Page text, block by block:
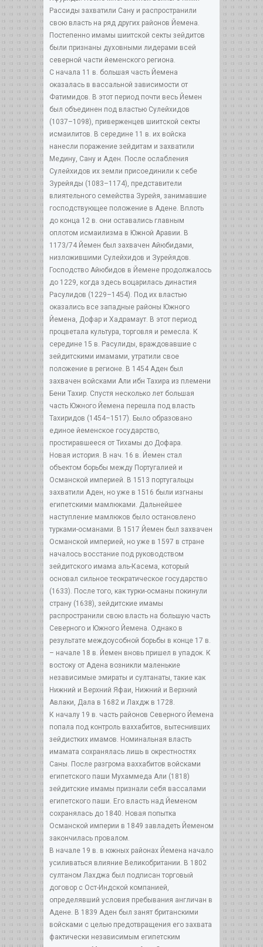
Рассиды захватили Сану и распространили
свою власть на ряд других районов Йемена.
Постепенно имамы шиитской секты зейдитов
были признаны духовными лидерами всей
северной части йеменского региона.
С начала 11 в. большая часть Йемена
оказалась в вассальной зависимости от
Фатимидов. В этот период почти весь Йемен
был объединен под властью Сулейхидов
(1037–1098), приверженцев шиитской секты
исмаилитов. В середине 11 в. их войска
нанесли поражение зейдитам и захватили
Медину, Сану и Аден. После ослабления
Сулейхидов их земли присоединили к себе
Зурейяды (1083–1174), представители
влиятельного семейства Зурейя, занимавшие
господствующее положение в Адене. Вплоть
до конца 12 в. они оставались главным
оплотом исмаилизма в Южной Аравии. В
1173/74 Йемен был захвачен Айюбидами,
низложившими Сулейхидов и Зурейядов.
Господство Айюбидов в Йемене продолжалось
до 1229, когда здесь воцарилась династия
Расулидов (1229–1454). Под их властью
оказались все западные районы Южного
Йемена, Дофар и Хадрамаут. В этот период
процветала культура, торговля и ремесла. К
середине 15 в. Расулиды, враждовавшие с
зейдитскими имамами, утратили свое
положение в регионе. В 1454 Аден был
захвачен войсками Али ибн Тахира из племени
Бени Тахир. Спустя несколько лет большая
часть Южного Йемена перешла под власть
Тахиридов (1454–1517). Было образовано
единое йеменское государство,
простиравшееся от Тихамы до Дофара.
Новая история. В нач. 16 в. Йемен стал
объектом борьбы между Португалией и
Османской империей. В 1513 португальцы
захватили Аден, но уже в 1516 были изгнаны
египетскими мамлюками. Дальнейшее
наступление мамлюков было остановлено
турками-османами. В 1517 Йемен был захвачен
Османской империей, но уже в 1597 в стране
началось восстание под руководством
зейдитского имама аль-Касема, который
основал сильное теократическое государство
(1633). После того, как турки-османы покинули
страну (1638), зейдитские имамы
распространили свою власть на большую часть
Северного и Южного Йемена. Однако в
результате междоусобной борьбы в конце 17 в.
– начале 18 в. Йемен вновь пришел в упадок. К
востоку от Адена возникли маленькие
независимые эмираты и султанаты, такие как
Нижний и Верхний Яфаи, Нижний и Верхний
Авлаки, Дала в 1682 и Лахдж в 1728.
К началу 19 в. часть районов Северного Йемена
попала под контроль ваххабитов, вытеснивших
зейдистких имамов. Номинальная власть
имамата сохранялась лишь в окрестностях
Саны. После разгрома ваххабитов войсками
египетского паши Мухаммеда Али (1818)
зейдитские имамы признали себя вассалами
египетского паши. Его власть над Йеменом
сохранялась до 1840. Новая попытка
Османской империи в 1849 завладеть Йеменом
закончилась провалом.
В начале 19 в. в южных районах Йемена начало
усиливаться влияние Великобритании. В 1802
султаном Лахджа был подписан торговый
договор с Ост-Индской компанией,
определявший условия пребывания англичан в
Адене. В 1839 Аден был занят британскими
войсками с целью предотвращения его захвата
фактически независимым египетским